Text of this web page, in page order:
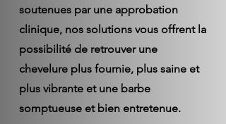
soutenues par une approbation
clinique, nos solutions vous offrent la
possibilité de retrouver une
chevelure plus fournie, plus saine et
plus vibrante et une barbe
somptueuse et bien entretenue.